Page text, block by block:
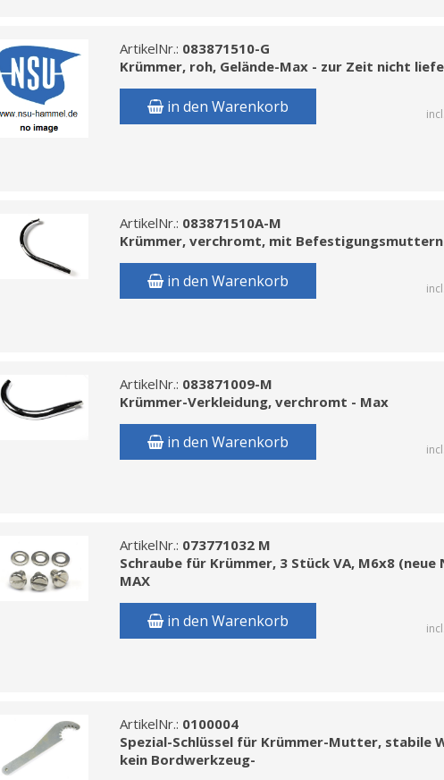
ArtikelNr.: 083871510-G
Krümmer, roh, Gelände-Max - zur Zeit nicht
in den Warenkorb
ArtikelNr.: 083871510A-M
Krümmer, verchromt, mit
in den Warenkorb
ArtikelNr.: 083871009-M
Krümmer-Verkleidung, verchromt - Max
in den Warenkorb
ArtikelNr.: 073771032 M
Schraube für Krümmer, 3 Stück VA, M6x8
MAX
in den Warenkorb
ArtikelNr.: 0100004
Spezial-Schlüssel für Krümmer-Mutter, stabile
kein Bordwerkzeug-